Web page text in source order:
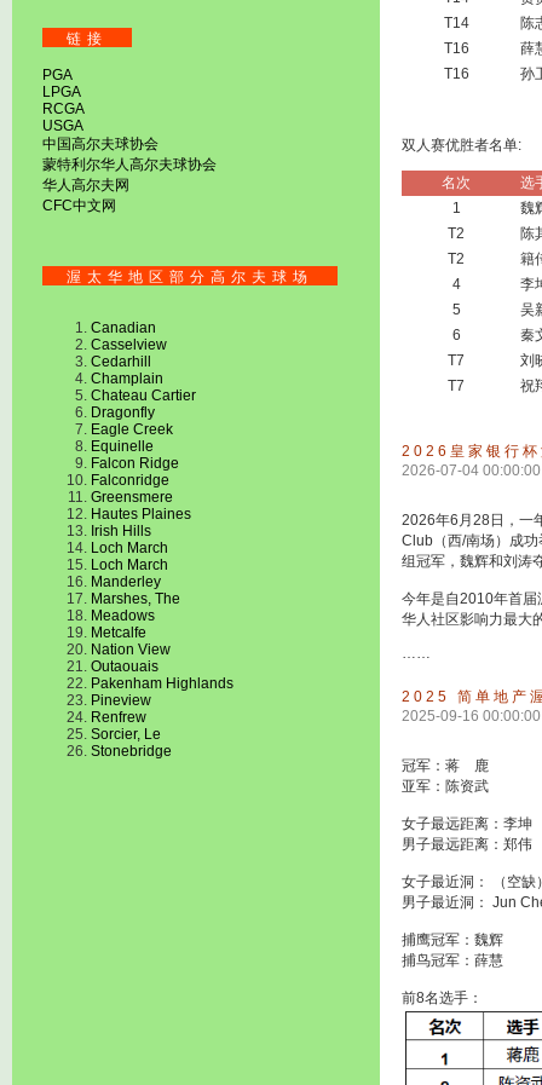
链接
PGA
LPGA
RCGA
USGA
中国高尔夫球协会
蒙特利尔华人高尔夫球协会
华人高尔夫网
CFC中文网
渥太华地区部分高尔夫球场
Canadian
Casselview
Cedarhill
Champlain
Chateau Cartier
Dragonfly
Eagle Creek
Equinelle
Falcon Ridge
Falconridge
Greensmere
Hautes Plaines
Irish Hills
Loch March
Loch March
Manderley
Marshes, The
Meadows
Metcalfe
Nation View
Outaouais
Pakenham Highlands
Pineview
Renfrew
Sorcier, Le
Stonebridge
T14
陈
T16
薛
T16
孙
双人赛优胜者名单:
名次
选
1
魏
T2
陈
T2
籍
4
李
5
吴
6
秦
T7
刘
T7
祝
2026皇家银行杯
2026-07-04 00:00:00
2026年6月28日，一
Club（西/南场）成
组冠军，魏辉和刘涛
今年是自2010年首届
华人社区影响力最大
……
2025 简单地产
2025-09-16 00:00:00
冠军：蒋 鹿
亚军：陈资武
女子最远距离：李坤
男子最远距离：郑伟
女子最近洞： （空缺
男子最近洞： Jun
捕鹰冠军：魏辉
捕鸟冠军：薛慧
前8名选手：